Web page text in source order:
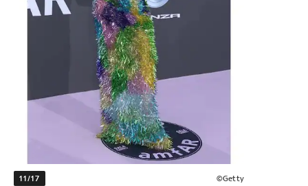
11/17 ©Getty